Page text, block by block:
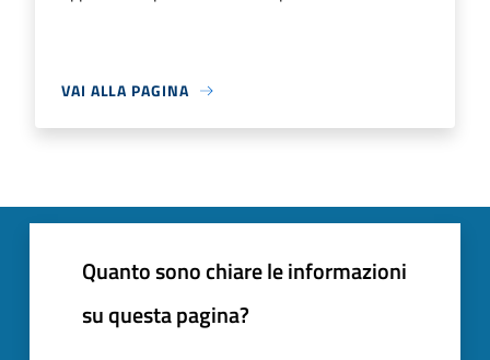
VAI ALLA PAGINA
Quanto sono chiare le informazioni
su questa pagina?